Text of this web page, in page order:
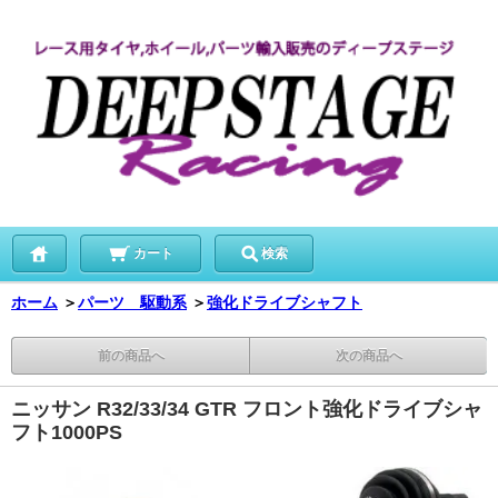
カート 検索
ホーム ＞パーツ 駆動系 ＞強化ドライブシャフト
前の商品へ 次の商品へ
ニッサン R32/33/34 GTR フロント強化ドライブシャ
フト1000PS